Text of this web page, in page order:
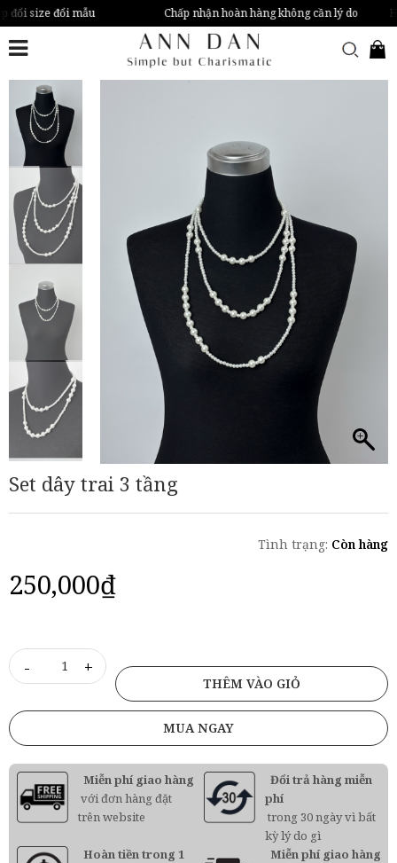
đổi size đổi mẫu Chấp nhận hoàn hàng không cần lý do
Set dây trai 3 tầng
Tình trạng: Còn hàng
250,000₫
+
-
THÊM VÀO GIỎ
MUA NGAY
Miễn phí giao hàng
với đơn hàng đặt
trên website
Đổi trả hàng miễn
phí
trong 30 ngày vì bất
kỳ lý do gì
Hoàn tiền trong 1
Miễn phí giao hàng